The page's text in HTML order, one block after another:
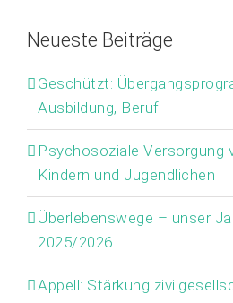
Neueste Beiträge
Geschützt:
Ausbildung, Beruf
Psychosoziale Versorgung
Kindern und Jugendlichen
Überlebenswege – unser
2025/2026
Appell: Stärkung